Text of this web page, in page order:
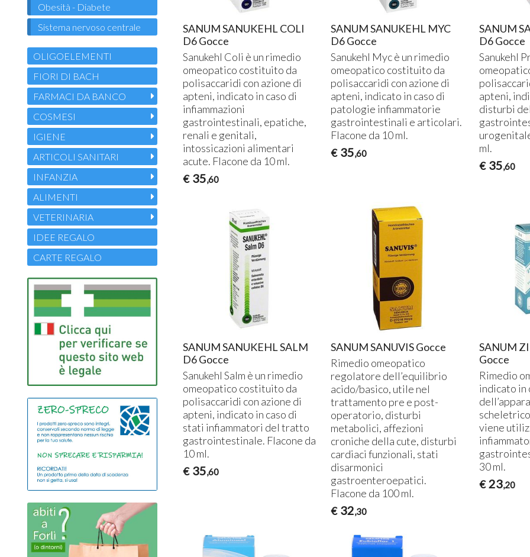
SANUM SANUKEHL COLI
D6 Gocce
Sanukehl Coli è un rimedio
omeopatico costituito da
polisaccaridi con azione di
apteni, indicato in caso di
infiammazioni
gastrointestinali, epatiche,
renali e genitali,
intossicazioni alimentari
acute. Flacone da 10 ml.
€ 35,60
SANUM SANUKEHL MYC
D6 Gocce
Sanukehl Myc è un rimedio
omeopatico costituito da
polisaccaridi con azione di
apteni, indicato in caso di
patologie infiammatorie
gastrointestinali e articolari.
Flacone da 10 ml.
€ 35,60
SANUM
D6 Gocce
Sanukehl
apteni,
disturbi
ml.
€ 35,60
SANUM SANUKEHL SALM
D6 Gocce
Sanukehl Salm è un rimedio
omeopatico costituito da
polisaccaridi con azione di
apteni, indicato in caso di
stati infiammatori del tratto
gastrointestinale. Flacone da
10 ml.
€ 35,60
SANUM SANUVIS Gocce
Rimedio omeopatico
regolatore dell’equilibrio
acido/basico, utile nel
trattamento pre e post-
operatorio, disturbi
metabolici, affezioni
croniche della cute, disturbi
cardiaci funzionali, stati
disarmonici
gastroenteroepatici.
Flacone da 100 ml.
€ 32,30
SANUM
Gocce
Rimedio
indicato in
viene
30 ml.
€ 23,20
Obesità - Diabete
Sistema nervoso centrale
OLIGOELEMENTI
FIORI DI BACH
FARMACI DA BANCO
COSMESI
IGIENE
ARTICOLI SANITARI
INFANZIA
ALIMENTI
VETERINARIA
IDEE REGALO
CARTE REGALO
CURARSI CON I FUNGHI: IL
REISHI o GANODERMA
LUCIDUM
le sue proprietà terapeutiche,
oggi confermate dall...